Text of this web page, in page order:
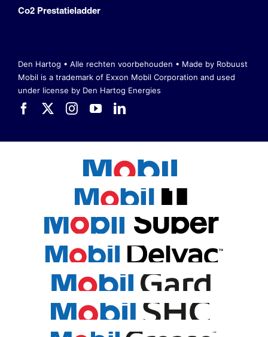
Co2 Prestatieladder
Den Hartog • Alle rechten voorbehouden • Made by Robuust
Mobil is a trademark of Exxon Mobil Corporation and used
under license by Den Hartog Energies